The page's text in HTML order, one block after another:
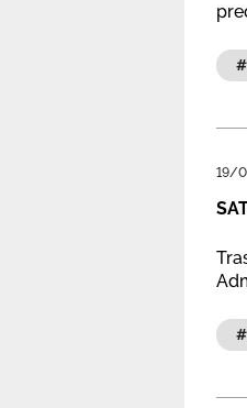
19/